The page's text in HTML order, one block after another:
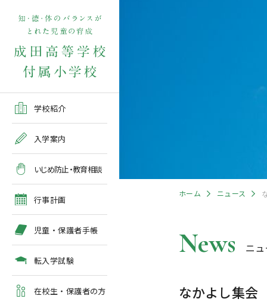
学校紹介
教育課程
年間行事
施設紹介
アクセスマップ
よくある質問
入学案内
募集要項
出願方法
入学検査
入学検査関係行事等の呼
びかけ
学校案内・資料請求
いじめ防止・教育相談
行事計画
５月の行事予定
６月の行事予定
７月・８月の行事予定
児童・保護者手帳
転入学試験
在校生・保護者の方
緊急時・警報発令時の対
処について
臨時休校等の特別措置に
ホーム ニュース
News ニ
なかよし集会